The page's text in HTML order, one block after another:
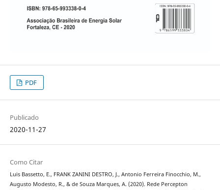
PDF
Publicado
2020-11-27
Como Citar
Luis Bassetto, E., FRANK ZANINI DESTRO, J., Antonio Ferreira Finocchio, M.,
Augusto Modesto, R., & de Souza Marques, A. (2020). Rede Percepton